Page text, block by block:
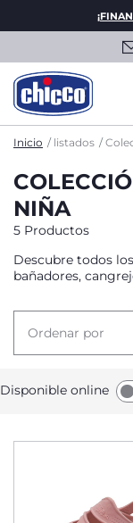
Inicio listados
NIÑA
5 Productos
Descubre todos
bañadores,
Ordenar por
Disponible online